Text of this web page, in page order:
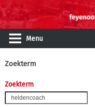
Menu
Zoekterm
Zoekterm